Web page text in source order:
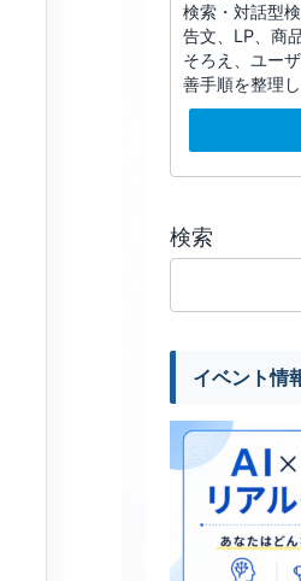
検索・対話型
告文、LP、商
そろえ、ユー
善手順を整理し
検索
イベント情